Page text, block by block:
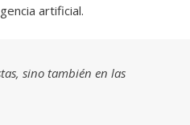
artificial.
sino también en las